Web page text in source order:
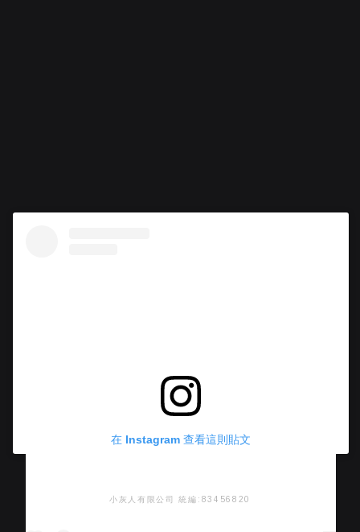
在 Instagram 查看這則貼文
小灰人有限公司 統編:83456820